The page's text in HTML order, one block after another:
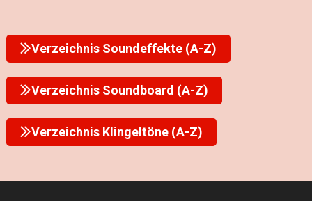
Verzeichnis Soundeffekte (A-Z)
Verzeichnis Soundboard (A-Z)
Verzeichnis Klingeltöne (A-Z)